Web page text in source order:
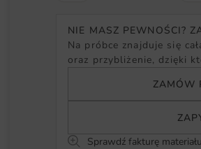
NIE MASZ PEWNOŚCI?
Na próbce znajduje się
oraz przybliżenie, dzięki
ZAMÓW
Sprawdź fakturę materiału